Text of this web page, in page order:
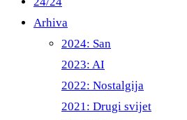
Arhiva
2024: San
2023: AI
2022: Nostalgija
2021: Drugi svijet